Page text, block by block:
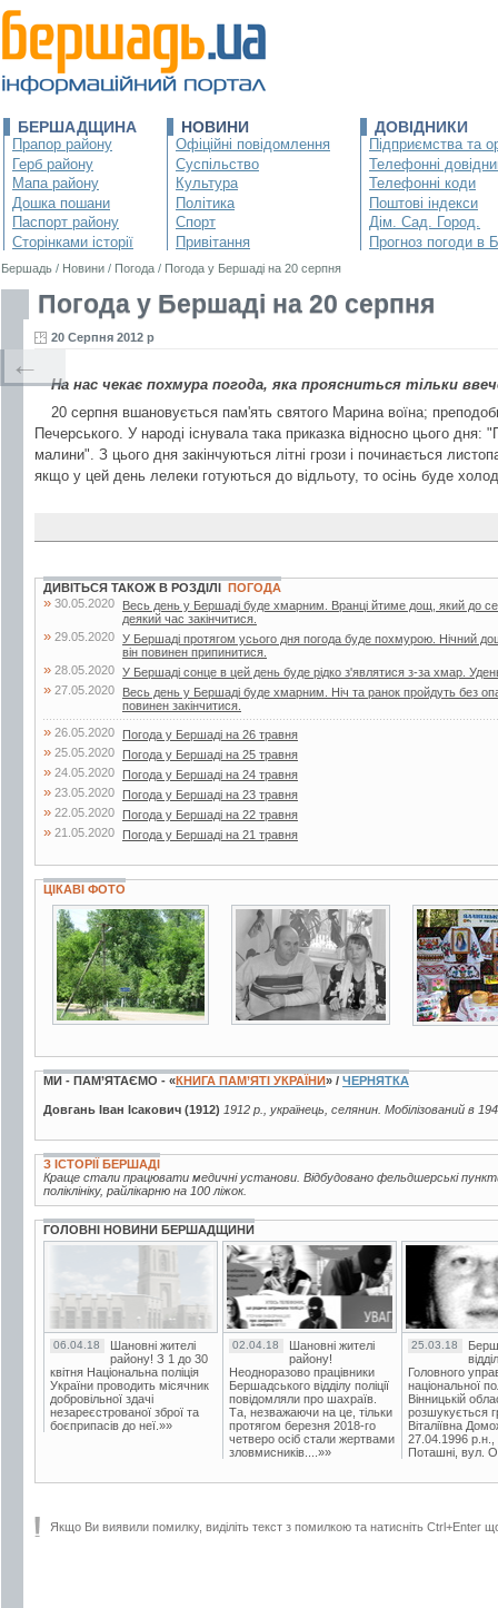
БЕРШАДЩИНА
Прапор району
Герб району
Мапа району
Дошка пошани
Паспорт району
Сторінками історії
НОВИНИ
Офіційні повідомлення
Суспільство
Культура
Політика
Спорт
Привітання
ДОВІДНИКИ
Підприємства та
Телефонні
Телефонні коди
Поштові індекси
Дім. Сад. Город.
Прогноз погоди в
Бершадь / Новини / Погода / Погода у Бершаді на 20 серпня
Погода у Бершаді на 20 серпня
20 Серпня 2012 р
На нас чекає похмура погода, яка проясниться тільки
20 серпня вшановується пам'ять святого Марина воїна;
Печерського. У народі існувала така приказка відносно цього
малини". З цього дня закінчуються літні грози і починається
якщо у цей день лелеки готуються до відльоту, то осінь буде
←
ДИВІТЬСЯ ТАКОЖ В РОЗДІЛІ ПОГОДА
» 30.05.2020
Весь день у Бершаді буде хмарним. Вранці йтиме дощ, який до
деякий час закінчитися.
» 29.05.2020 У Бершаді протягом усього дня погода буде похмурою. Нічний
він повинен припинитися.
» 28.05.2020 У Бершаді сонце в цей день буде рідко з'являтися з-за хмар.
» 27.05.2020
Весь день у Бершаді буде хмарним. Ніч та ранок пройдуть без
повинен закінчитися.
» 26.05.2020 Погода у Бершаді на 26 травня
» 25.05.2020 Погода у Бершаді на 25 травня
» 24.05.2020 Погода у Бершаді на 24 травня
» 23.05.2020 Погода у Бершаді на 23 травня
» 22.05.2020 Погода у Бершаді на 22 травня
» 21.05.2020 Погода у Бершаді на 21 травня
ЦІКАВІ ФОТО
7 фото 2 фото 2 фото
МИ - ПАМ’ЯТАЄМО - «КНИГА ПАМ’ЯТІ УКРАЇНИ» / ЧЕРНЯТКА
Довгань Іван Ісакович (1912) 1912 р., українець, селянин. Мобілізований в
З ІСТОРІЇ БЕРШАДІ
Краще стали працювати медичні установи. Відбудовано фельдшерські
поліклініку, райлікарню на 100 ліжок.
ГОЛОВНІ НОВИНИ БЕРШАДЩИНИ
06.04.18
Шановні жителі
району! З 1 до 30
квітня Національна поліція
України проводить місячник
добровільної здачі
незареєстрованої зброї та
боєприпасів до неї.»»
02.04.18
Шановні жителі
району!
Неодноразово працівники
Бершадського відділу поліції
повідомляли про шахраїв.
Та, незважаючи на це, тільки
протягом березня 2018-го
четверо осіб стали жертвами
зловмисників....»»
25.03.18
Головного
національної
Вінницькій
розшукується
Віталіївна
27.04.1996 р.н.,
Поташні, вул.
Якщо Ви виявили помилку, виділіть текст з помилкою та натисніть Ctrl+Enter